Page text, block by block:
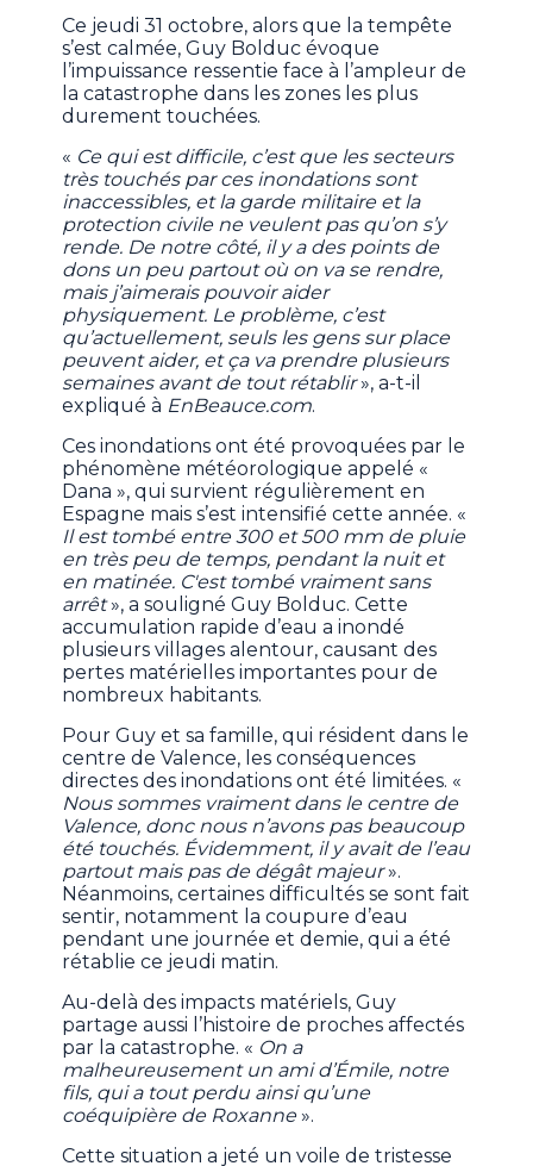
Ce jeudi 31 octobre, alors que la tempête
s’est calmée, Guy Bolduc évoque
l’impuissance ressentie face à l’ampleur de
la catastrophe dans les zones les plus
durement touchées.
« Ce qui est difficile, c’est que les secteurs
très touchés par ces inondations sont
inaccessibles, et la garde militaire et la
protection civile ne veulent pas qu’on s’y
rende. De notre côté, il y a des points de
dons un peu partout où on va se rendre,
mais j’aimerais pouvoir aider
physiquement. Le problème, c’est
qu’actuellement, seuls les gens sur place
peuvent aider, et ça va prendre plusieurs
semaines avant de tout rétablir», a-t-il
expliqué à EnBeauce.com.
Ces inondations ont été provoquées par le
phénomène météorologique appelé «
Dana », qui survient régulièrement en
Espagne mais s’est intensifié cette année. «
Il est tombé entre 300 et 500 mm de pluie
en très peu de temps, pendant la nuit et
en matinée. C'est tombé vraiment sans
arrêt», a souligné Guy Bolduc. Cette
accumulation rapide d’eau a inondé
plusieurs villages alentour, causant des
pertes matérielles importantes pour de
nombreux habitants.
Pour Guy et sa famille, qui résident dans le
centre de Valence, les conséquences
directes des inondations ont été limitées. «
Nous sommes vraiment dans le centre de
Valence, donc nous n’avons pas beaucoup
été touchés. Évidemment, il y avait de l’eau
partout mais pas de dégât majeur».
Néanmoins, certaines difficultés se sont fait
sentir, notamment la coupure d’eau
pendant une journée et demie, qui a été
rétablie ce jeudi matin.
Au-delà des impacts matériels, Guy
partage aussi l’histoire de proches affectés
par la catastrophe. « On a
malheureusement un ami d’Émile, notre
fils, qui a tout perdu ainsi qu’une
coéquipière de Roxanne».
Cette situation a jeté un voile de tristesse